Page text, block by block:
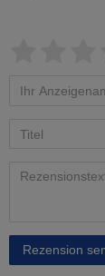
Rezension